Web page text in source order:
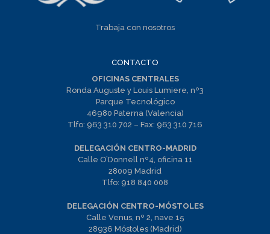
Trabaja con nosotros
CONTACTO
OFICINAS CENTRALES
Ronda Auguste y Louis Lumiere, nº3
Parque Tecnológico
46980 Paterna (Valencia)
Tlfo: 963 310 702 – Fax: 963 310 716
DELEGACIÓN CENTRO-MADRID
Calle O’Donnell nº4, oficina 11
28009 Madrid
Tlfo: 918 840 008
DELEGACIÓN CENTRO-MÓSTOLES
Calle Venus, nº 2, nave 15
28936 Móstoles (Madrid)